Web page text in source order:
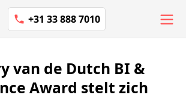
+31 33 888 7010
van de Dutch BI &
Award stelt zich